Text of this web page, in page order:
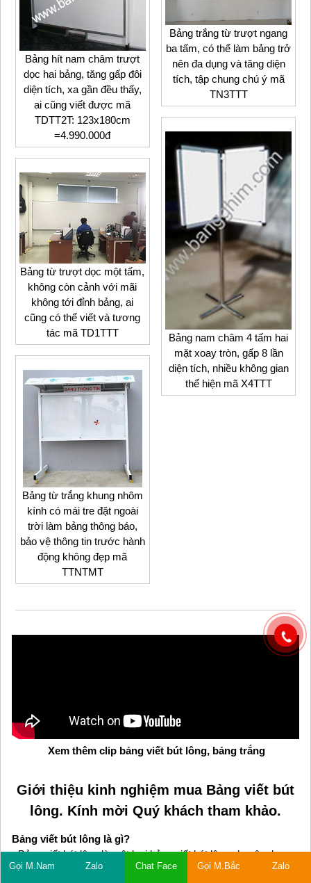
Bảng hít nam châm trượt
dọc hai bảng, tăng gấp đôi
diện tích, xa gần đều thấy,
ai cũng viết được mã
TDTT2T: 123x180cm
=4.990.000đ
Bảng từ trượt dọc một tấm,
không còn cảnh với mãi
không tới đỉnh bảng, ai
cũng có thể viết và tương
tác mã TD1TTT
Bảng từ trắng khung nhôm
kính có mái tre đặt ngoài
trời làm bảng thông báo,
bảo vệ thông tin trước hành
động không đẹp mã
TTNTMT
Bảng trắng từ trượt ngang
ba tấm, có thể làm bảng trở
nên đa dụng và tăng diện
tích, tập chung chú ý mã
TN3TTT
Bảng nam châm 4 tấm hai
mặt xoay tròn, gấp 8 lần
diện tích, nhiều không gian
thể hiện mã X4TTT
Xem thêm clip bảng viết bút lông, bảng trắng
Giới thiệu kinh nghiệm mua Bảng viết bút
lông. Kính mời Quý khách tham khảo.
Bảng viết bút lông là gì?
- Bảng viết bút lông là một loại bảng viết bút lông chuyên dụng.
Bảng viết bút lông thì chỉ có một loại, nhưng chất liệu làm nên
Gọi M.Nam Zalo Chat Face Zalo
Gọi M.Bắc